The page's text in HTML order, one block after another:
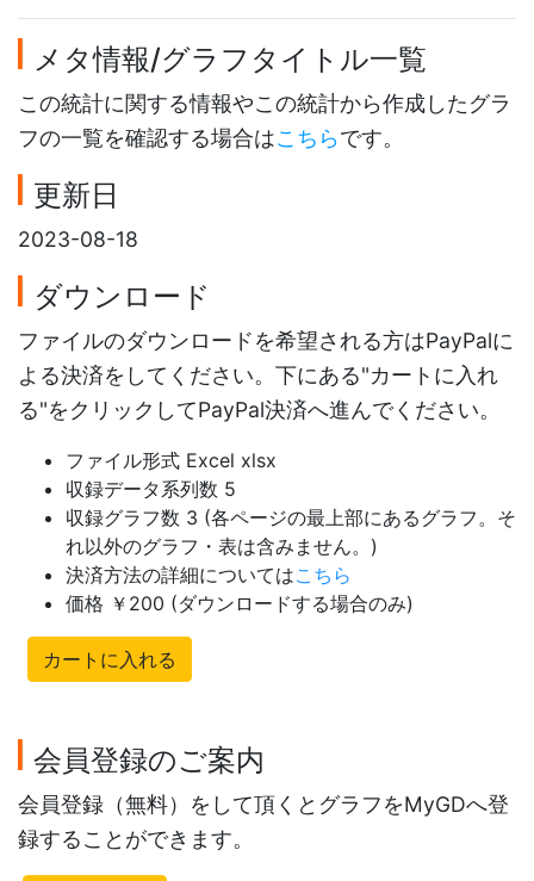
メタ情報/グラフタイトル一覧
この統計に関する情報やこの統計から作成したグラ
フの一覧を確認する場合はこちらです。
更新日
2023-08-18
ダウンロード
ファイルのダウンロードを希望される方はPayPalに
よる決済をしてください。下にある"カートに入れ
る"をクリックしてPayPal決済へ進んでください。
ファイル形式 Excel xlsx
収録データ系列数 5
収録グラフ数 3 (各ページの最上部にあるグラフ。そ
れ以外のグラフ・表は含みません。)
決済方法の詳細についてはこちら
価格 ￥200 (ダウンロードする場合のみ)
カートに入れる
会員登録のご案内
会員登録（無料）をして頂くとグラフをMyGDへ登
録することができます。